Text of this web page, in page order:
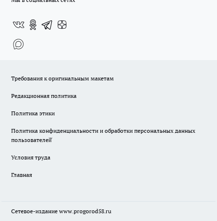
Требования к оригинальным макетам
Редакционная политика
Политика этики
Политика конфиденциальности и обработки персональных данных
пользователей̆
Условия труда
Главная
Сетевое-издание www.progorod58.ru